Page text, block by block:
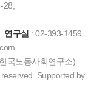
연구실 : 02-393-1459
국노동사회연구소)
Supported by